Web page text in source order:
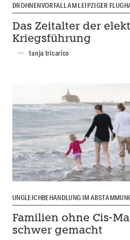
DROHNENVORFALL AM LEIPZIGER
Das Zeitalter der
Kriegsführung
tanja tricarico
UNGLEICHBEHANDLUNG IM
Familien ohne Cis-
schwer gemacht